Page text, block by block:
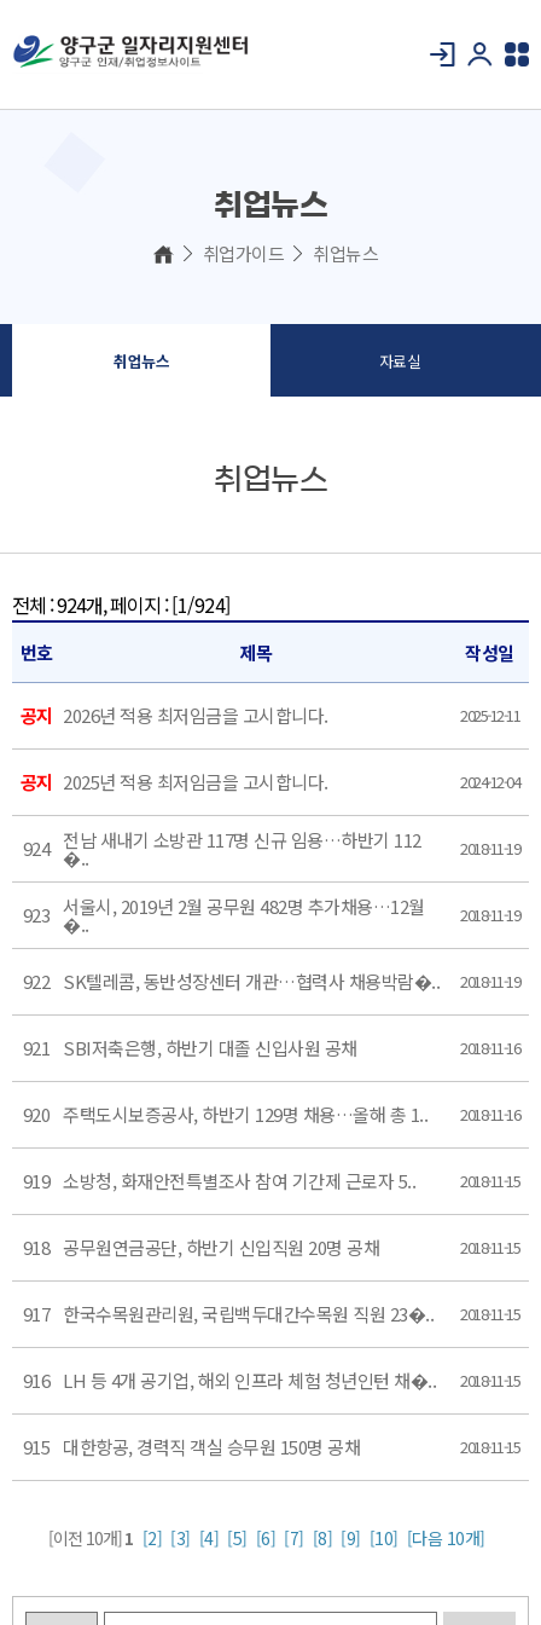
취업뉴스
취업가이드 취업뉴스
취업뉴스 자료실
취업뉴스
전체 : 924개, 페이지 :[1/924]
번호 제목 작성일
공지 2026년 적용 최저임금을 고시합니다. 2025-12-11
공지 2025년 적용 최저임금을 고시합니다. 2024-12-04
924 전남 새내기 소방관 117명 신규 임용…하반기 112
�.. 2018-11-19
923 서울시, 2019년 2월 공무원 482명 추가채용…12월
�.. 2018-11-19
922 SK텔레콤, 동반성장센터 개관…협력사 채용박람�.. 2018-11-19
921 SBI저축은행, 하반기 대졸 신입사원 공채 2018-11-16
920 주택도시보증공사, 하반기 129명 채용…올해 총 1.. 2018-11-16
919 소방청, 화재안전특별조사 참여 기간제 근로자 5.. 2018-11-15
918 공무원연금공단, 하반기 신입직원 20명 공채 2018-11-15
917 한국수목원관리원, 국립백두대간수목원 직원 23�.. 2018-11-15
916 LH 등 4개 공기업, 해외 인프라 체험 청년인턴 채�.. 2018-11-15
915 대한항공, 경력직 객실 승무원 150명 공채 2018-11-15
[이전 10개]1 [2] [3] [4] [5] [6] [7] [8] [9] [10] [다음 10개]